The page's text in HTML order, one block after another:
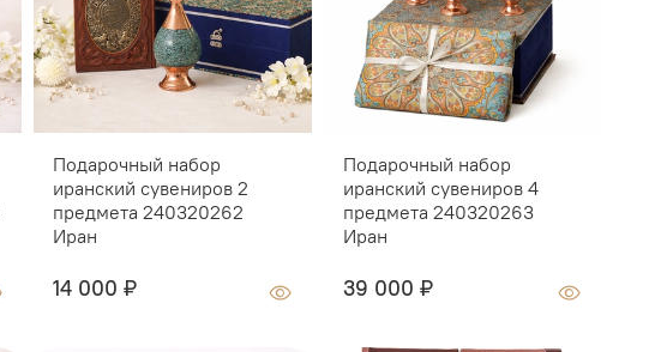
Подарочный набор
иранский сувениров 2
предмета 240320262
Иран
14 000 ₽
Подарочный набор
иранский сувениров 4
предмета 240320263
Иран
39 000 ₽